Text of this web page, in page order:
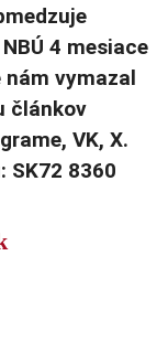
4 mesiace
nám vymazal
článkov
VK, X.
SK72 8360